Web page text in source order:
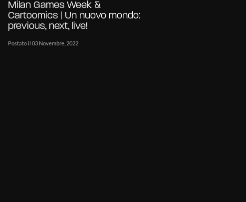
Milan Games Week &
Cartoomics | Un nuovo mondo:
previous, next, live!
Postato il 03 Novembre, 2022